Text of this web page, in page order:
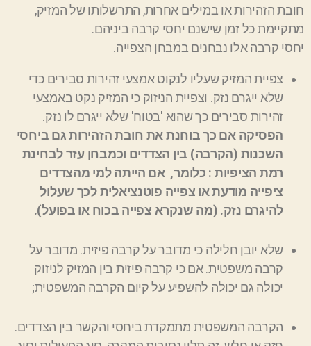
חובת הזהירות או במילים אחרות,התרשלותו של המזיק,
מתקיימת כל זמן שישנם יחסי קרבהביניהם.
יחסי קרבה אלו נבחנים במבחן הצפייה.
צפיית המזיק שעליו לנקוט אמצעי זהירות סבירים כדי
שלא ייגרם נזק.וצפיית הניזוק כי המזיק נקט באמצעי
זהירות סבירים כך שהוא 'בטוח' שלא ייגרם לו נזק.
הפסיקה אם כך בוחנת את חובת הזהירות גם ביחסי
השכנות (הקרבה) בין הצדדים וכמבחן עזר לבחינת
רמת הציפיות : כלומר, אם הייתה למי מהצדדים
ציפייה מודעת או צפייה פוטנציאלית לכך שעלול
להיגרם נזק. (מה שנקרא צפייה בכוח או בפועל).
שלא יובן חלילה כי מדובר על קרבה פיזית. מדובר על
קרבה משפטית. אם כי קרבה פיזית בין המזיק לניזוק
יכולה גם יכולה להשפיע על קיום הקרבה המשפטית;
הקרבה המשפטית מתמקדת ביחסי והקשר בין הצדדים.